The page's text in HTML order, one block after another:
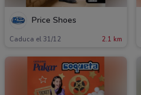
Price Shoes
Caduca el 31/12 2.1 km